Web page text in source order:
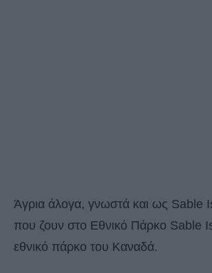
Άγρια άλογα, γνωστά και ως Sable
που ζουν στο Εθνικό Πάρκο Sable
εθνικό πάρκο του Καναδά.